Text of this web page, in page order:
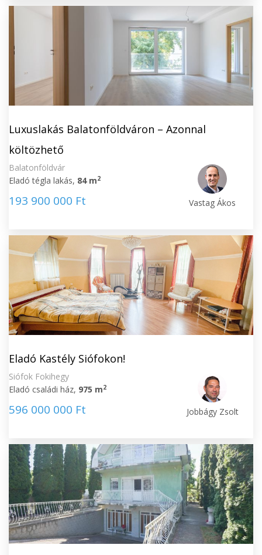
Luxuslakás Balatonföldváron – Azonnal
költözhető
Balatonföldvár
Eladó tégla lakás, 84 m2
193 900 000 Ft Vastag Ákos
Eladó Kastély Siófokon!
Siófok Fokihegy
Eladó családi ház, 975 m2
596 000 000 Ft Jobbágy Zsolt